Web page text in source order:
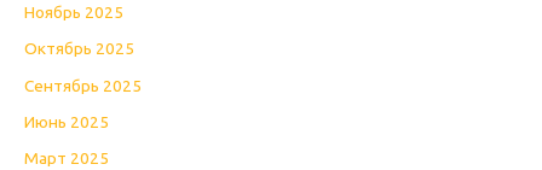
Ноябрь 2025
Октябрь 2025
Сентябрь 2025
Июнь 2025
Март 2025